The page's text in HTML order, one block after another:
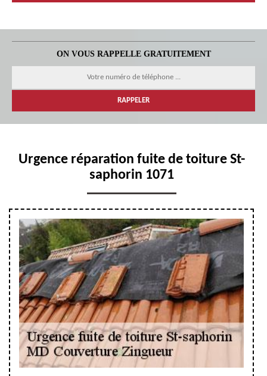
ON VOUS RAPPELLE GRATUITEMENT
Urgence réparation fuite de toiture St-
saphorin 1071